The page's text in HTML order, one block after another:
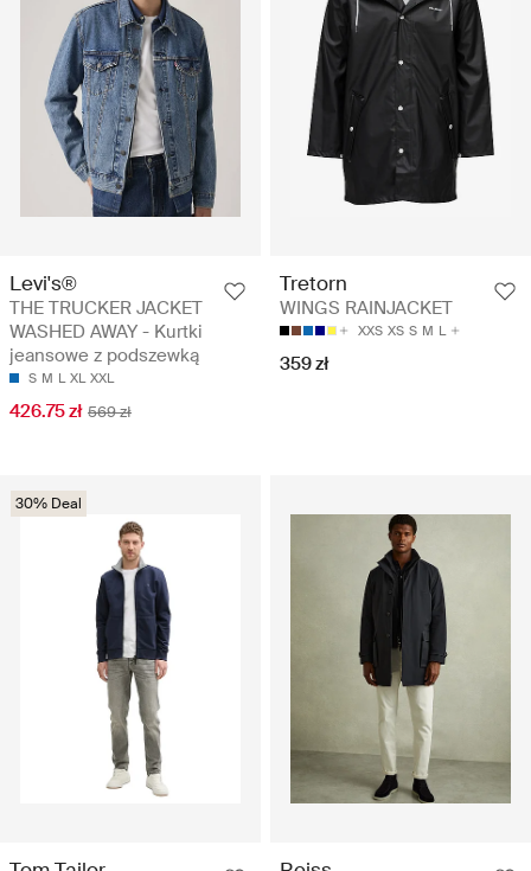
Levi's®
THE TRUCKER JACKET
WASHED AWAY - Kurtki
jeansowe z podszewką
S M L XL XXL
426.75 zł 569 zł
Tretorn
WINGS RAINJACKET
XXS XS S M L
359 zł
30% Deal